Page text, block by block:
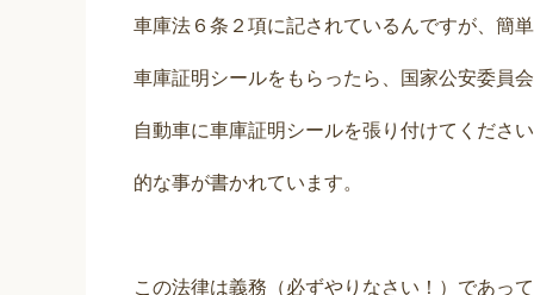
車庫法６条２項に記されているんですが、簡単
車庫証明シールをもらったら、国家公安委員会
自動車に車庫証明シールを張り付けてくださ
的な事が書かれています。
この法律は義務（必ずやりなさい！）であって